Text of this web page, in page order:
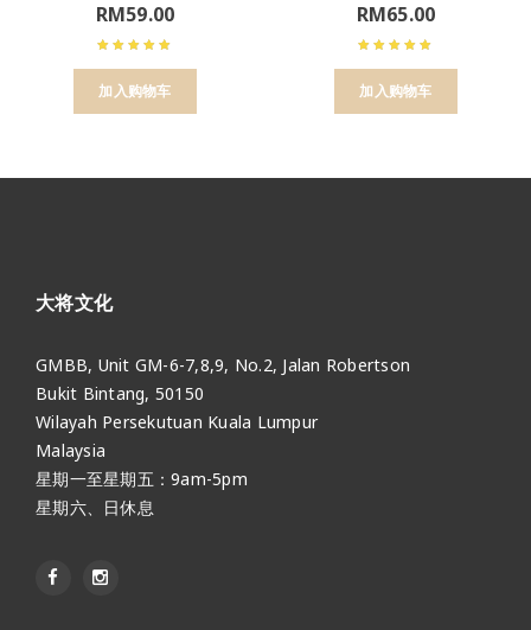
RM59.00
加入购物车
RM65.00
加入购物车
大将文化
GMBB, Unit GM-6-7,8,9, No.2, Jalan Robertson
Bukit Bintang, 50150
Wilayah Persekutuan Kuala Lumpur
Malaysia
星期一至星期五：9am-5pm
星期六、日休息